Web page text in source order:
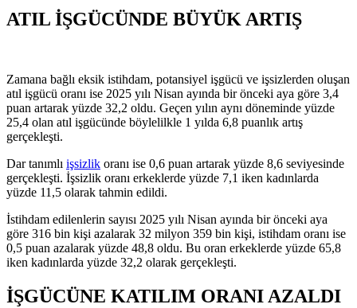
ATIL İŞGÜCÜNDE BÜYÜK ARTIŞ
Zamana bağlı eksik istihdam, potansiyel işgücü ve işsizlerden oluşan
atıl işgücü oranı ise 2025 yılı Nisan ayında bir önceki aya göre 3,4
puan artarak yüzde 32,2 oldu. Geçen yılın aynı döneminde yüzde
25,4 olan atıl işgücünde böylelilkle 1 yılda 6,8 puanlık artış
gerçekleşti.
Dar tanımlı işsizlik oranı ise 0,6 puan artarak yüzde 8,6 seviyesinde
gerçekleşti. İşsizlik oranı erkeklerde yüzde 7,1 iken kadınlarda
yüzde 11,5 olarak tahmin edildi.
İstihdam edilenlerin sayısı 2025 yılı Nisan ayında bir önceki aya
göre 316 bin kişi azalarak 32 milyon 359 bin kişi, istihdam oranı ise
0,5 puan azalarak yüzde 48,8 oldu. Bu oran erkeklerde yüzde 65,8
iken kadınlarda yüzde 32,2 olarak gerçekleşti.
İŞGÜCÜNE KATILIM ORANI AZALDI